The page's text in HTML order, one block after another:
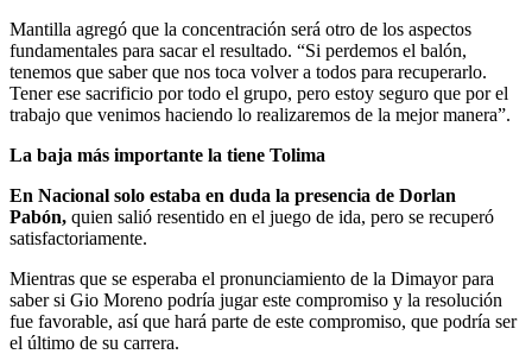
Mantilla agregó que la concentración será otro de los aspectos
fundamentales para sacar el resultado. “Si perdemos el balón,
tenemos que saber que nos toca volver a todos para recuperarlo.
Tener ese sacrificio por todo el grupo, pero estoy seguro que por el
trabajo que venimos haciendo lo realizaremos de la mejor manera”.
La baja más importante la tiene Tolima
En Nacional solo estaba en duda la presencia de Dorlan
Pabón, quien salió resentido en el juego de ida, pero se recuperó
satisfactoriamente.
Mientras que se esperaba el pronunciamiento de la Dimayor para
saber si Gio Moreno podría jugar este compromiso y la resolución
fue favorable, así que hará parte de este compromiso, que podría ser
el último de su carrera.